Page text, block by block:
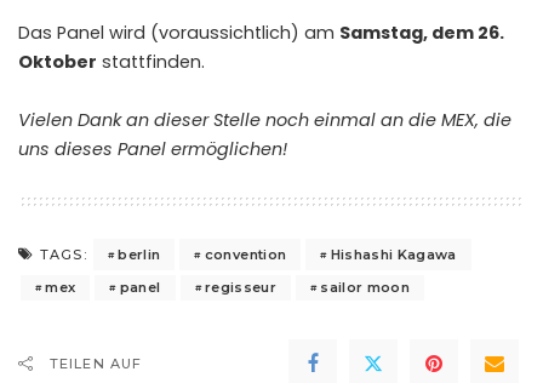
Das Panel wird (voraussichtlich) am Samstag, dem 26.
Oktober stattfinden.
Vielen Dank an dieser Stelle noch einmal an die MEX, die
uns dieses Panel ermöglichen!
TAGS: berlin convention
Hishashi Kagawa
mex
panel regisseur sailor moon
TEILEN AUF